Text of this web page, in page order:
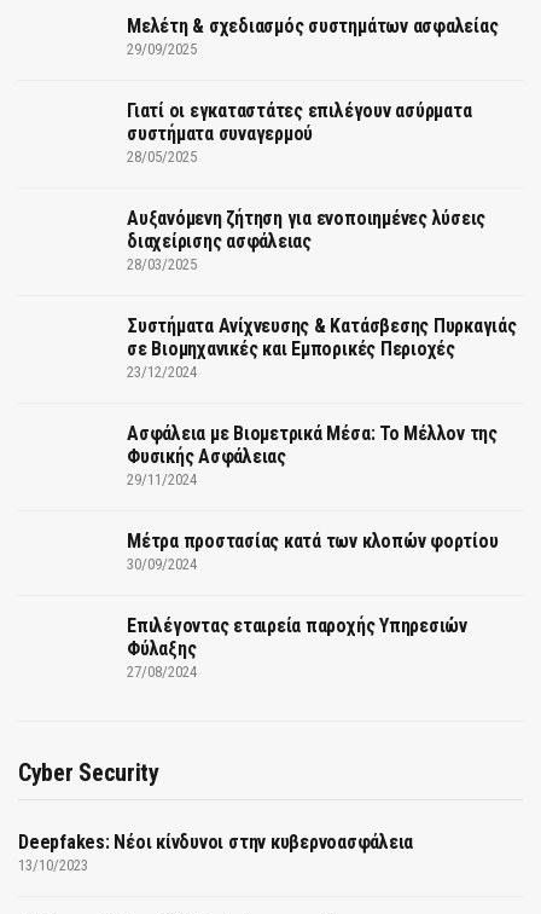
Μελέτη & σχεδιασμός συστημάτων ασφαλείας
29/09/2025
Γιατί οι εγκαταστάτες επιλέγουν ασύρματα
συστήματα συναγερμού
28/05/2025
Αυξανόμενη ζήτηση για ενοποιημένες λύσεις
διαχείρισης ασφάλειας
28/03/2025
Συστήματα Ανίχνευσης & Κατάσβεσης Πυρκαγιάς
σε Βιομηχανικές και Εμπορικές Περιοχές
23/12/2024
Ασφάλεια με Βιομετρικά Μέσα: Το Μέλλον της
Φυσικής Ασφάλειας
29/11/2024
Μέτρα προστασίας κατά των κλοπών φορτίου
30/09/2024
Επιλέγοντας εταιρεία παροχής Υπηρεσιών
Φύλαξης
27/08/2024
Cyber Security
Deepfakes: Νέοι κίνδυνοι στην κυβερνοασφάλεια
13/10/2023